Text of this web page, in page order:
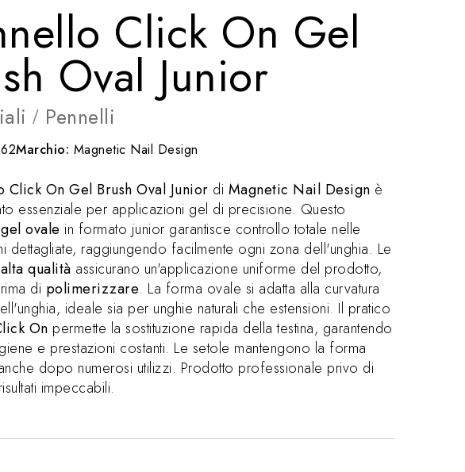
Click On Gel
Oval Junior
/ Pennelli
Marchio: Magnetic Nail Design
Click On Gel Brush Oval Junior di Magnetic Nail Design è
essenziale per applicazioni gel di precisione. Questo
ovale in formato junior garantisce controllo totale nelle
dettagliate, raggiungendo facilmente ogni zona dell'unghia. Le
qualità assicurano un'applicazione uniforme del prodotto,
di polimerizzare. La forma ovale si adatta alla curvatura
ideale sia per unghie naturali che estensioni. Il pratico
On permette la sostituzione rapida della testina, garantendo
e prestazioni costanti. Le setole mantengono la forma
dopo numerosi utilizzi. Prodotto professionale privo di
impeccabili.